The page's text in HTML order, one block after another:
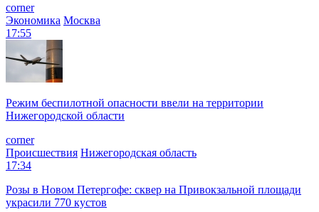
corner
Экономика Москва
17:55
Режим беспилотной опасности ввели на территории
Нижегородской области
corner
Происшествия Нижегородская область
17:34
Розы в Новом Петергофе: сквер на Привокзальной площади
украсили 770 кустов